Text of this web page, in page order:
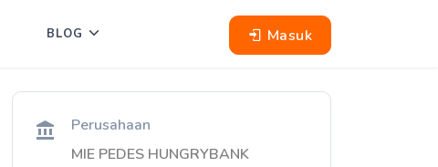
Masuk
BLOG
Perusahaan
MIE PEDES HUNGRYBANK